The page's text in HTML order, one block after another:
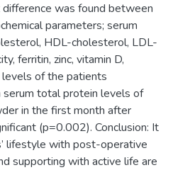
was found between
parameters; serum
HDL-cholesterol, LDL-
ferritin, zinc, vitamin D,
levels of the patients
total protein levels of
in the first month after
(p=0.002). Conclusion: It
lifestyle with post-operative
supporting with active life are